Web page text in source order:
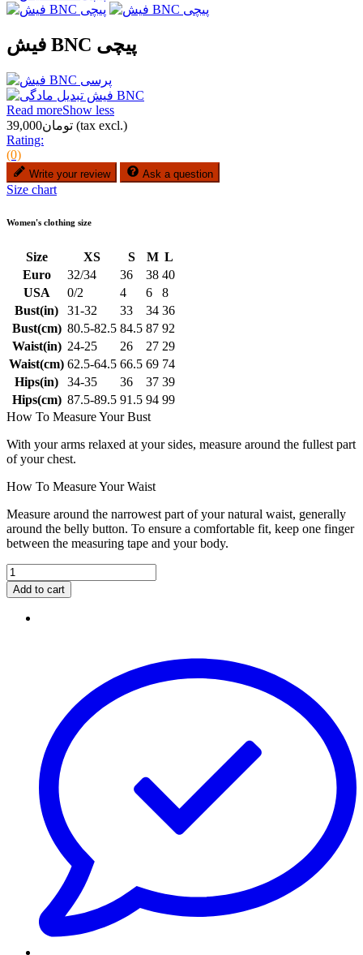
فیش BNC پیچی
Read moreShow less
تومان39,000 (tax excl.)
Rating:
(0)
Write your review Ask a question
Size chart
Women's clothing size
Size XS S M L
Euro
32/34 36 38 40
USA
0/2 4 6
8
Bust(in)
31-32 33 34 36
Bust(cm) 80.5-82.5 84.5 87 92
Waist(in) 24-25 26 27 29
Waist(cm) 62.5-64.5 66.5 69 74
Hips(in)
34-35 36 37 39
Hips(cm) 87.5-89.5 91.5 94 99
How To Measure Your Bust
With your arms relaxed at your sides, measure around the fullest part
of your chest.
How To Measure Your Waist
Measure around the narrowest part of your natural waist, generally
around the belly button. To ensure a comfortable fit, keep one finger
between the measuring tape and your body.
Add to cart